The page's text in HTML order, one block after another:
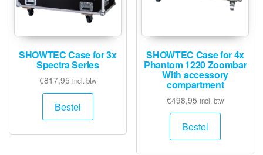
SHOWTEC Case for 3x
Spectra Series
€817,95 incl. btw
Bestel
SHOWTEC Case for 4x
Phantom 1220 Zoombar
With accessory
compartment
€498,95 incl. btw
Bestel